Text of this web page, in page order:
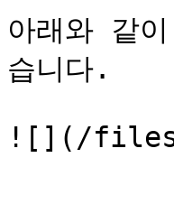
아래와 같
습니다.